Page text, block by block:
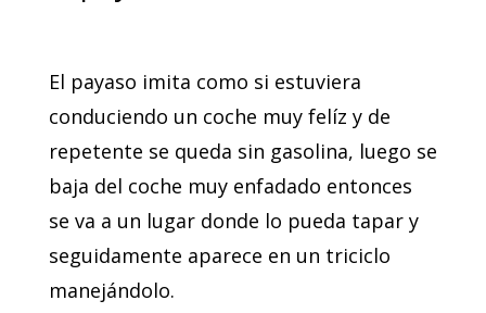
El payaso imita como si estuviera
conduciendo un coche muy felíz y de
repetente se queda sin gasolina, luego se
baja del coche muy enfadado entonces
se va a un lugar donde lo pueda tapar y
seguidamente aparece en un triciclo
manejándolo.